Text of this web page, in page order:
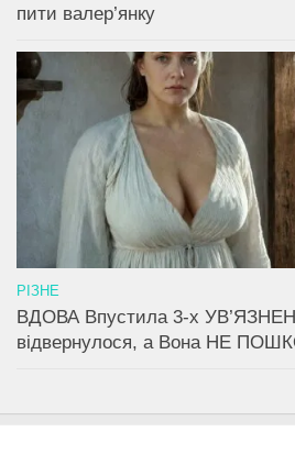
пити валер’янку
РІЗНЕ
ВДОВА Впустила 3-х
відвернулося, а Вона НЕ